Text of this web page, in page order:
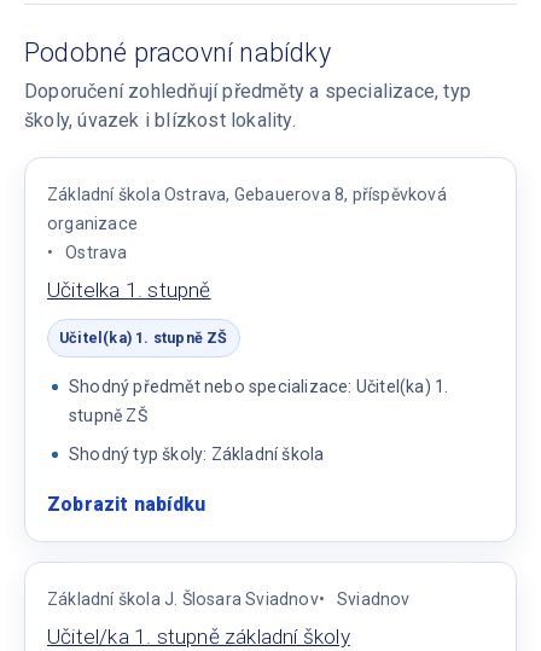
Podobné pracovní nabídky
Doporučení zohledňují předměty a specializace, typ
školy, úvazek i blízkost lokality.
Základní škola Ostrava, Gebauerova 8, příspěvková
organizace
Ostrava
Učitelka 1. stupně
Učitel(ka) 1. stupně ZŠ
Shodný předmět nebo specializace: Učitel(ka) 1.
stupně ZŠ
Shodný typ školy: Základní škola
Zobrazit nabídku:
1.
stupně
Základní škola J. Šlosara Sviadnov Sviadnov
Učitel/ka 1. stupně základní školy